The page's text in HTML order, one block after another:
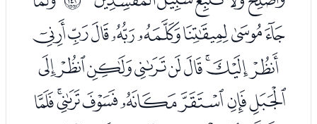
ﮯﮰﮱﯓﯔﯕﯖﯗ
ﯘﯙﯚﯛﯜﯝﯞﯟﯠ
ﯡﯢﯣﯤﯥﯦﯧﯨ